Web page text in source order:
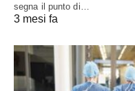
segna il punto di…
3 mesi fa